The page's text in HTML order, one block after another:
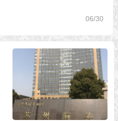
06/30